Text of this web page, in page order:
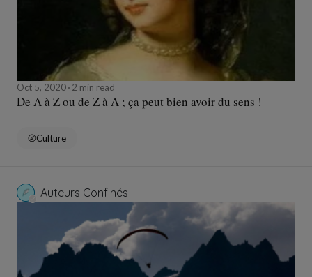
Oct 5, 2020 2 min read
De A à Z ou de Z à A ; ça peut bien avoir du sens !
Culture
Auteurs Confinés